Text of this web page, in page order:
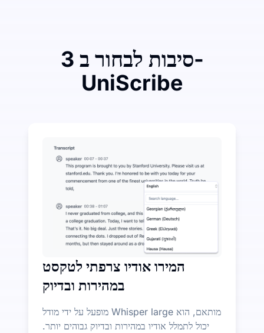
3 סיבות לבחור ב-
UniScribe
תכונות AI נוספות זמינות מעבר להמרת אודיו לטקסט
המירו אודיו צרפתי לטקסט
במהירות ובדיוק
מופעל על ידי מודל Whisper large מותאם, הוא
יכול לתמלל אודיו במהירות ובדיוק גבוהים יותר.